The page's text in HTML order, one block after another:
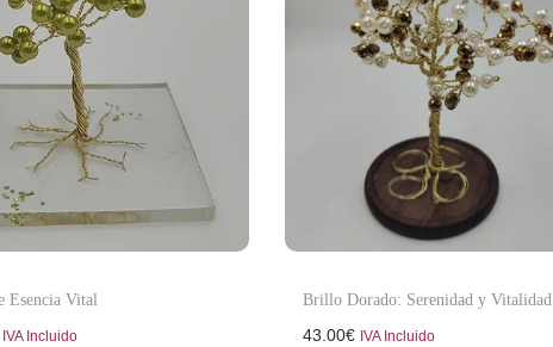
Esencia Vital
IVA Incluido
Brillo Dorado: Serenidad y Vitalidad
43.00€ IVA Incluido